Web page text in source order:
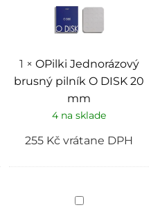
pilník
DISK
1 × OPilki Jednorázový
brusný pilník O DISK 20
mm
4 na sklade
255 Kč vrátane DPH
Remover
IQ